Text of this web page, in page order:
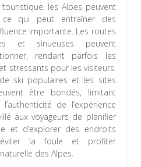
les Alpes peuvent
ce qui peut entraîner des
importante. Les routes
et sinueuses peuvent
rendant parfois les
stressants pour les visiteurs.
ski populaires et les sites
être bondés, limitant
de l’expérience
aux voyageurs de planifier
et d’explorer des endroits
la foule et profiter
des Alpes.